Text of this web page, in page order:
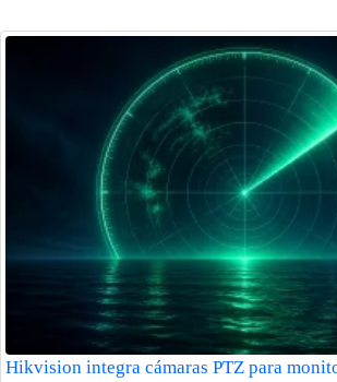
Hikvision integra cámaras PTZ para